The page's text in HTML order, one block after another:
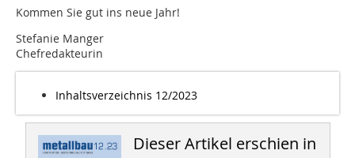
Kommen Sie gut ins neue Jahr!
Stefanie Manger
Chefredakteurin
Inhaltsverzeichnis 12/2023
Dieser Artikel erschien in